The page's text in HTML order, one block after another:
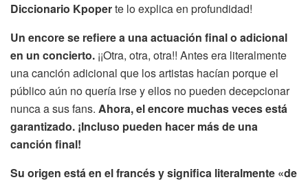
Diccionario Kpoperte lo explica en profundidad!
Un encore se refiere a una actuación final o adicional
en un concierto. ¡¡Otra, otra, otra!! Antes era literalmente
una canción adicional que los artistas hacían porque el
público aún no quería irse y ellos no pueden decepcionar
nunca a sus fans. Ahora, el encore muchas veces está
garantizado. ¡Incluso pueden hacer más de una
canción final!
Su origen está en el francés y significa literalmente «de